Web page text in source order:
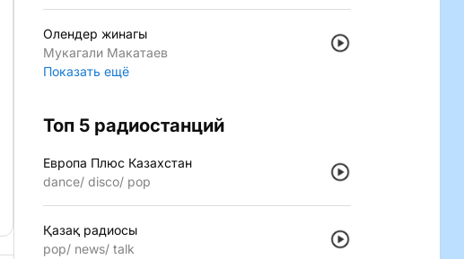
Олендер жинагы
Мукагали Макатаев
Показать ещё
Топ 5 радиостанций
Европа Плюс Казахстан
dance disco pop
Қазақ радиосы
pop
news talk